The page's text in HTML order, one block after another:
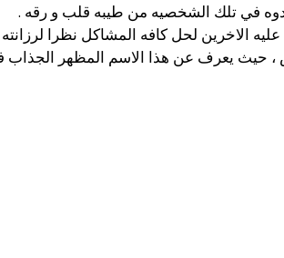
في تلك الشخصيه من طيبه قلب و رقه .
الاخرين لحل كافه المشاكل نظرا
، حيث يعرف عن هذا الاسم المظهر الجذاب